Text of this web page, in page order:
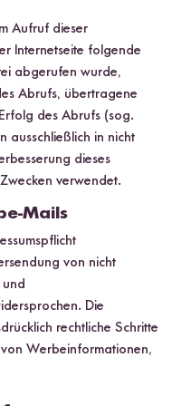
Aufruf dieser
Internetseite folgende
abgerufen wurde,
Abrufs, übertragene
des Abrufs (sog.
ausschließlich in nicht
dieses
verwendet.
Mails
von nicht
Die
rechtliche Schritte
Werbeinformationen,